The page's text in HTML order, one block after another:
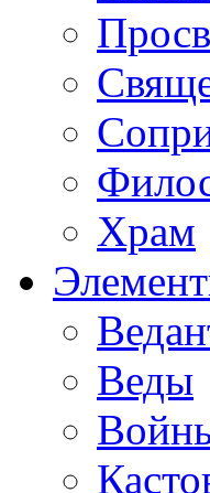
Храм
Веды